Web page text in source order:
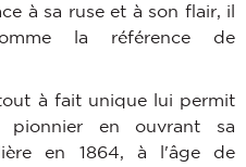
à sa ruse et à son flair, il
la référence de
à fait unique lui permit
en ouvrant sa
en 1864, à l'âge de